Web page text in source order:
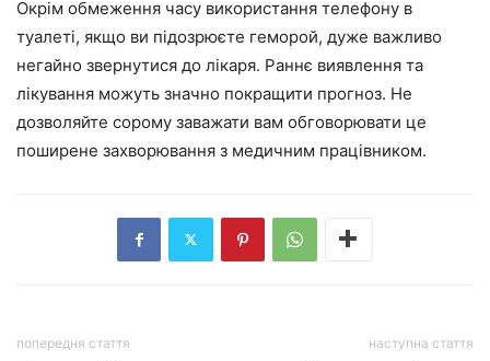
Окрім обмеження часу використання телефону в
туалеті, якщо ви підозрюєте геморой, дуже важливо
негайно звернутися до лікаря. Раннє виявлення та
лікування можуть значно покращити прогноз. Не
дозволяйте сорому заважати вам обговорювати це
поширене захворювання з медичним працівником.
попередня стаття наступна стаття